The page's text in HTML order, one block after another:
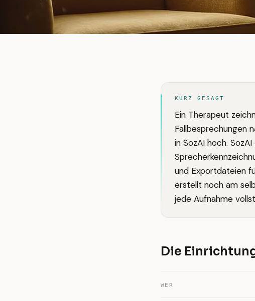
KURZ GESAGT
Ein Therapeut
Fallbesprechungen
in SozAI hoch.
und Exportdateien
erstellt noch am
jede Aufnahme
Die
WER